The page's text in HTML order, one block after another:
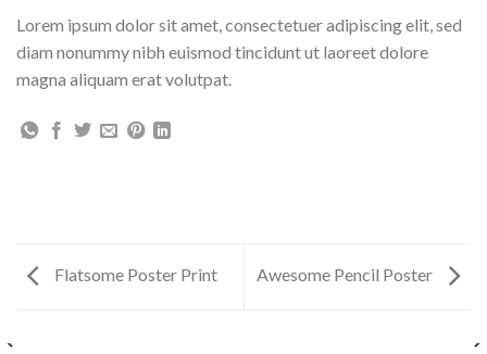
Lorem ipsum dolor sit amet, consectetuer adipiscing elit, sed
diam nonummy nibh euismod tincidunt ut laoreet dolore
magna aliquam erat volutpat.
Flatsome Poster Print Awesome Pencil Poster